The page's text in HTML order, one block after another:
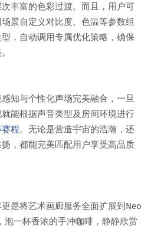
丰富的色彩过渡。而且，用户可
景自定义对比度、色温等参数组
，自动调用专属优化策略，确保
知与个性化声场完美融合，一旦
能根据声音类型及房间环境进行
程。无论是营造宇宙的浩瀚，还
，都能完美匹配用户享受高品质
是将艺术画廊服务全面扩展到Neo
泡一杯香浓的手冲咖啡，静静欣赏